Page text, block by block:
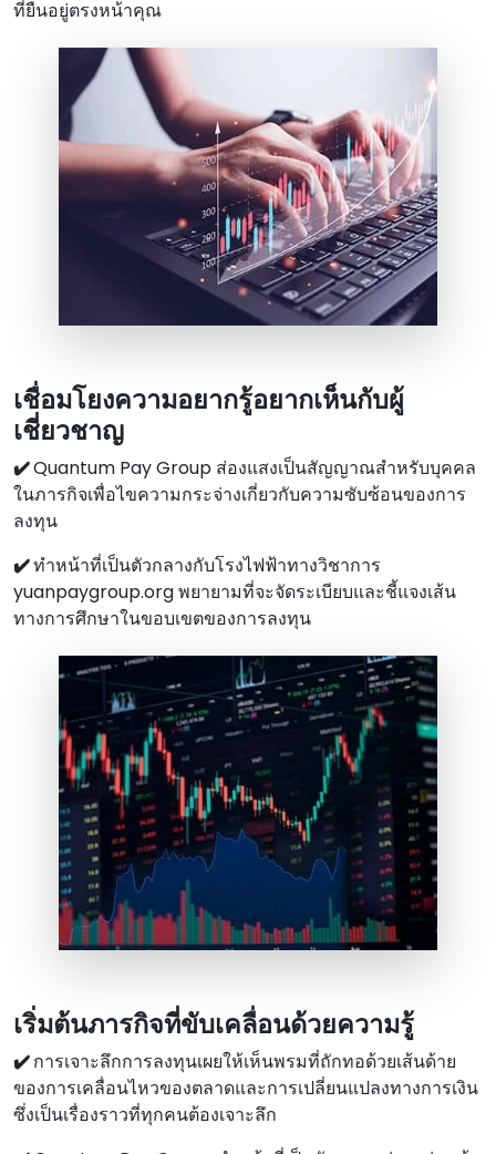
ที่ยืนอยู่ตรงหน้าคุณ
เชื่อมโยงความอยากรู้อยากเห็นกับผู้
เชี่ยวชาญ
✔️Quantum Pay Group ส่องแสงเป็นสัญญาณสําหรับบุคคล
ในภารกิจเพื่อไขความกระจ่างเกี่ยวกับความซับซ้อนของการ
ลงทุน
✔️ทําหน้าที่เป็นตัวกลางกับโรงไฟฟ้าทางวิชาการ
yuanpaygroup.org พยายามที่จะจัดระเบียบและชี้แจงเส้น
ทางการศึกษาในขอบเขตของการลงทุน
เริ่มต้นภารกิจที่ขับเคลื่อนด้วยความรู้
✔️การเจาะลึกการลงทุนเผยให้เห็นพรมที่ถักทอด้วยเส้นด้าย
ของการเคลื่อนไหวของตลาดและการเปลี่ยนแปลงทางการเงิน
ซึ่งเป็นเรื่องราวที่ทุกคนต้องเจาะลึก